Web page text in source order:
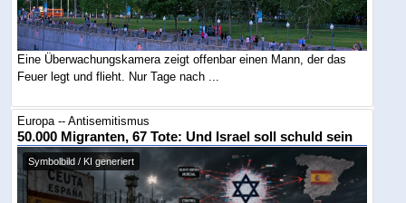
Eine Überwachungskamera zeigt offenbar einen Mann, der das
Feuer legt und flieht. Nur Tage nach ...
Europa -- Antisemitismus
50.000 Migranten, 67 Tote: Und Israel soll schuld sein
Symbolbild / KI generiert